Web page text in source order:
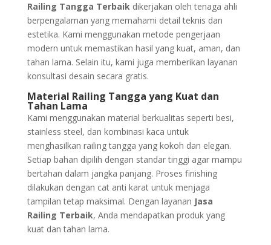
Railing Tangga Terbaikdikerjakan oleh tenaga ahli
berpengalaman yang memahami detail teknis dan
estetika. Kami menggunakan metode pengerjaan
modern untuk memastikan hasil yang kuat, aman, dan
tahan lama. Selain itu, kami juga memberikan layanan
konsultasi desain secara gratis.
Material Railing Tangga yang Kuat dan
Tahan Lama
Kami menggunakan material berkualitas seperti besi,
stainless steel, dan kombinasi kaca untuk
menghasilkan railing tangga yang kokoh dan elegan.
Setiap bahan dipilih dengan standar tinggi agar mampu
bertahan dalam jangka panjang. Proses finishing
dilakukan dengan cat anti karat untuk menjaga
tampilan tetap maksimal. Dengan layanan Jasa
Railing Terbaik, Anda mendapatkan produk yang
kuat dan tahan lama.